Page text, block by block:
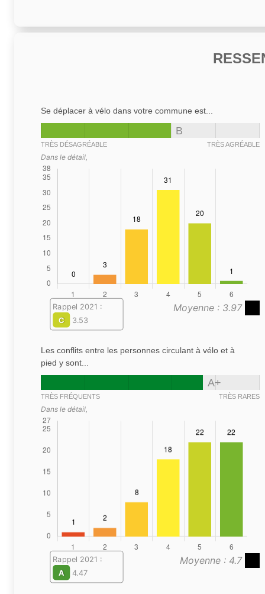
Se déplacer à vélo dans votre commune est...
B
TRÈS DÉSAGRÉABLE TRÈS AGRÉABLE
Dans le détail,
Moyenne : 3.97
Rappel 2021 :
C
3.53
Les conflits entre les personnes circulant à vélo et à
pied y sont...
A+
TRÈS FRÉQUENTS TRÈS RARES
Dans le détail,
Moyenne : 4.7
Rappel 2021 :
A
4.47